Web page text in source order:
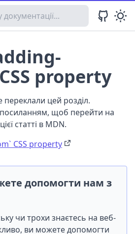
property
цей розділ.
щоб перейти на
статті в MDN.
CSS property
допомогти нам з
чи трохи знаєтесь на веб-
ви можете допомогти